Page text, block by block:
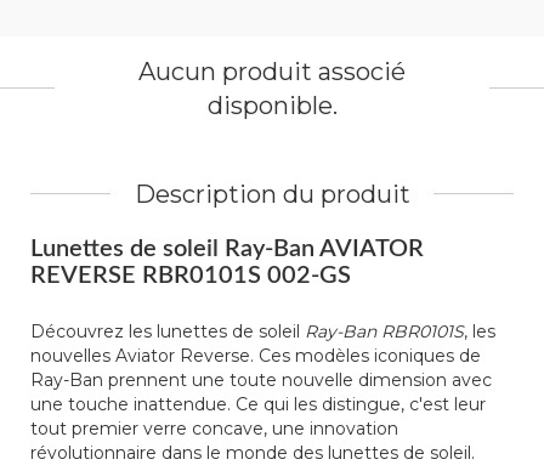
Description du produit
Lunettes de soleil Ray-Ban AVIATOR
REVERSE RBR0101S 002-GS
Découvrez les lunettes de soleil Ray-Ban RBR0101S, les
nouvelles Aviator Reverse. Ces modèles iconiques de
Ray-Ban prennent une toute nouvelle dimension avec
une touche inattendue. Ce qui les distingue, c'est leur
tout premier verre concave, une innovation
révolutionnaire dans le monde des lunettes de soleil.
Aucun produit associé
disponible.